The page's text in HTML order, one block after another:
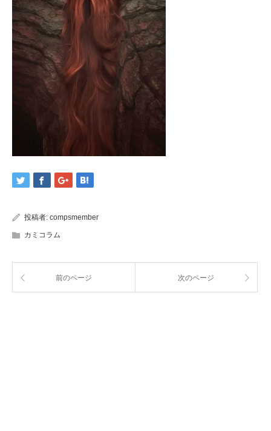
投稿者: compsmember
カミコラム
前のページ 次のページ